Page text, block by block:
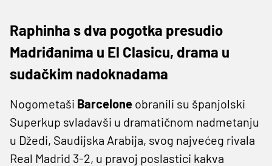
Raphinha s dva pogotka presudio
Madriđanima u El Clasicu, drama u
sudačkim nadoknadama
Nogometaši Barcelone obranili su španjolski
Superkup svladavši u dramatičnom nadmetanju
u Džedi, Saudijska Arabija, svog najvećeg rivala
Real Madrid 3-2, u pravoj poslastici kakva